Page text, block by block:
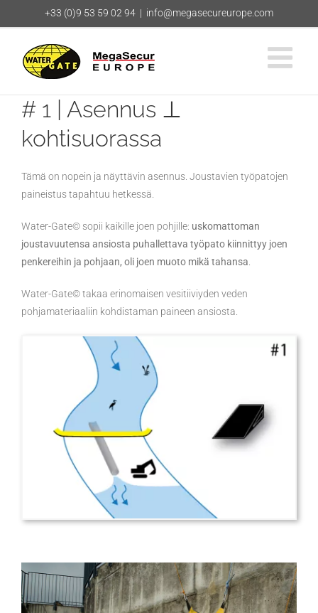
to
+33 (0)9 53 59 02 94 | info@megasecureurope.com
# 1 | Asennus ⊥
kohtisuorassa
Tämä on nopein ja näyttävin asennus. Joustavien työpatojen
paineistus tapahtuu hetkessä.
Water-Gate© sopii kaikille joen pohjille: uskomattoman
joustavuutensa ansiosta puhallettava työpato kiinnittyy joen
penkereihin ja pohjaan, oli joen muoto mikä tahansa
Water-Gate© takaa erinomaisen vesitiiviyden veden
pohjamateriaaliin kohdistaman paineen ansiosta.